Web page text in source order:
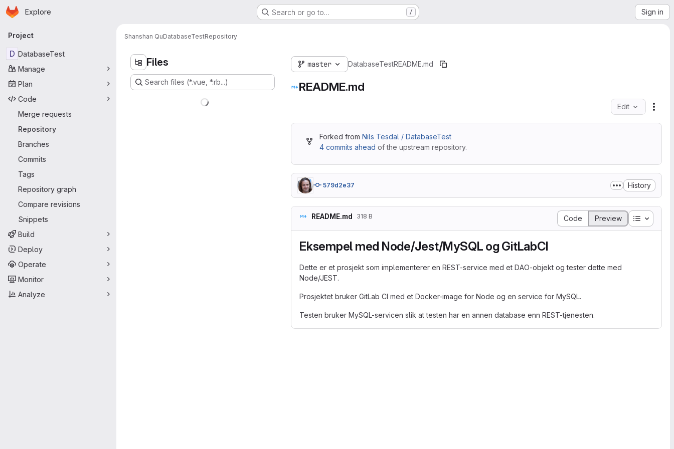
Skip to main content
Homepage
Explore Search or go to… / Sign in
Primary navigation
Project
D DatabaseTest
Manage
Plan
Code
Merge requests
Repository
Branches
Commits
Tags
Repository graph
Compare revisions
Snippets
Build
Deploy
Operate
Monitor
Analyze
Shanshan QuDatabaseTestRepository
Files
Search files (*.vue, *.rb...)
master DatabaseTestREADME.md
README.md
Edit
Forked from Nils Tesdal / DatabaseTest
4 commits ahead of the upstream repository.
579d2e37 History
README.md 318 B Code Preview Table of
Eksempel med Node/Jest/MySQL og GitLabCI
Dette er et prosjekt som implementerer en REST-service med et DAO-objekt og tester dette med
Node/JEST.
Prosjektet bruker GitLab CI med et Docker-image for Node og en service for MySQL.
Testen bruker MySQL-servicen slik at testen har en annen database enn REST-tjenesten.